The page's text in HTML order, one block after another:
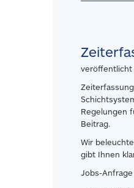
veröffentlicht
Regelungen
Beitrag.
Wir
gibt Ihnen
Jobs-